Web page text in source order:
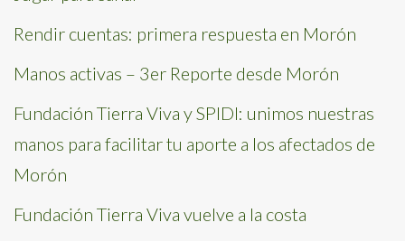
Rendir cuentas: primera respuesta en Morón
Manos activas – 3er Reporte desde Morón
Fundación Tierra Viva y SPIDI: unimos nuestras
manos para facilitar tu aporte a los afectados de
Morón
Fundación Tierra Viva vuelve a la costa